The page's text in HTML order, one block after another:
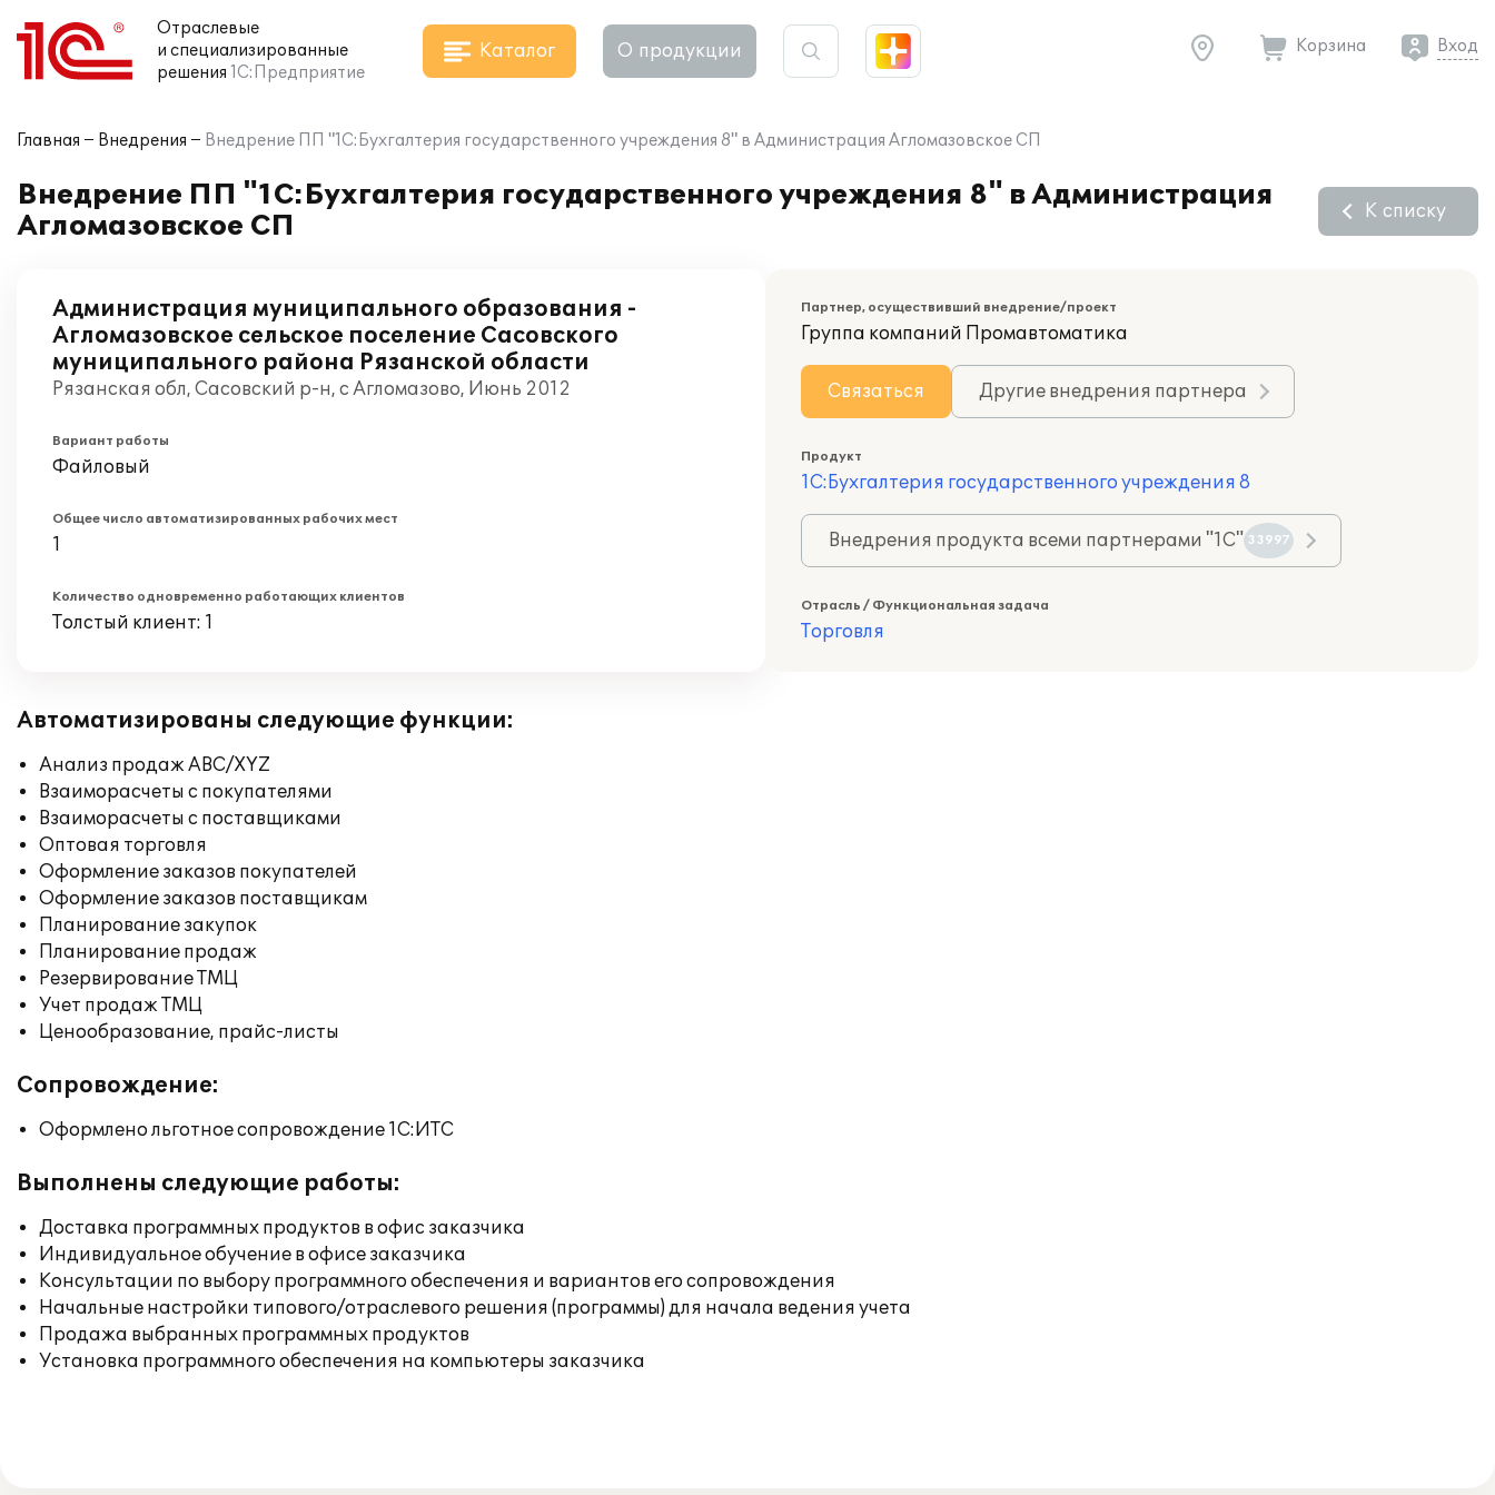
Отраслевые
и специализированные
решения 1С:Предприятие
Каталог О продукции Корзина Вход
Главная Внедрения Внедрение ПП "1С:Бухгалтерия государственного учреждения 8" в Администрация Агломазовское СП
Внедрение ПП "1С:Бухгалтерия государственного учреждения 8" в Администрация
Агломазовское СП
К списку
Администрация муниципального образования -
Агломазовское сельское поселение Сасовского
муниципального района Рязанской области
Рязанская обл, Сасовский р-н, с Агломазово, Июнь 2012
Вариант работы
Файловый
Общее число автоматизированных рабочих мест
1
Количество одновременно работающих клиентов
Толстый клиент: 1
Партнер, осуществивший внедрение/проект
Группа компаний Промавтоматика
Связаться Другие внедрения партнера
Продукт
1С:Бухгалтерия государственного учреждения 8
Внедрения продукта всеми партнерами "1С" 33997
Отрасль / Функциональная задача
Торговля
Автоматизированы следующие функции:
Анализ продаж ABC/XYZ
Взаиморасчеты с покупателями
Взаиморасчеты с поставщиками
Оптовая торговля
Оформление заказов покупателей
Оформление заказов поставщикам
Планирование закупок
Планирование продаж
Резервирование ТМЦ
Учет продаж ТМЦ
Ценообразование, прайс-листы
Сопровождение:
Оформлено льготное сопровождение 1С:ИТС
Выполнены следующие работы:
Доставка программных продуктов в офис заказчика
Индивидуальное обучение в офисе заказчика
Консультации по выбору программного обеспечения и вариантов его сопровождения
Начальные настройки типового/отраслевого решения (программы) для начала ведения учета
Продажа выбранных программных продуктов
Установка программного обеспечения на компьютеры заказчика